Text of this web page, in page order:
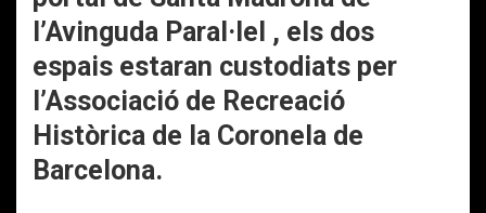
l’Avinguda Paral·lel , els dos
espais estaran custodiats per
l’Associació de Recreació
Històrica de la Coronela de
Barcelona.